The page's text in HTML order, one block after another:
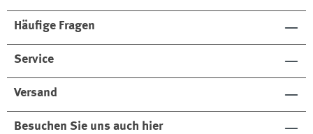
Häufige Fragen
Service
Versand
Besuchen Sie uns auch hier